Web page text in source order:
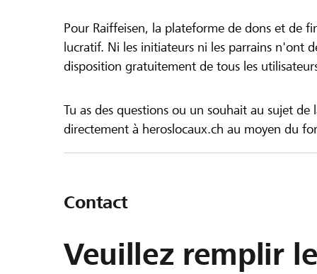
Pour Raiffeisen, la plateforme de dons et de
lucratif. Ni les initiateurs ni les parrains n'ont
disposition gratuitement de tous les
Tu as des questions ou un souhait au sujet
directement à heroslocaux.ch au moyen du
Contact
Veuillez remplir